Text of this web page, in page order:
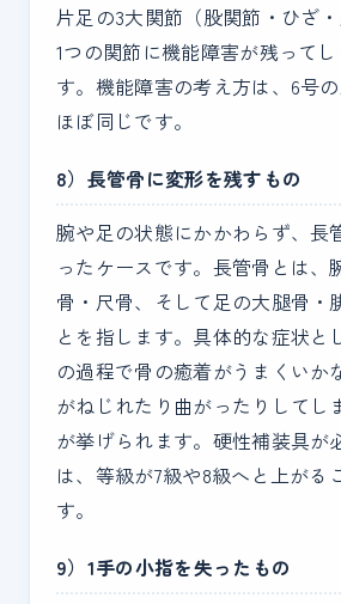
片足の3大関節（股関節・ひざ・
1つの関節に機能障害が残って
す。機能障害の考え方は、6号
ほぼ同じです。
8）長管骨に変形を残すもの
腕や足の状態にかかわらず、長
ったケースです。長管骨とは、
骨・尺骨、そして足の大腿骨・
とを指します。具体的な症状と
の過程で骨の癒着がうまくいか
がねじれたり曲がったりしてし
が挙げられます。硬性補装具が
は、等級が7級や8級へと上がる
す。
9）1手の小指を失ったもの